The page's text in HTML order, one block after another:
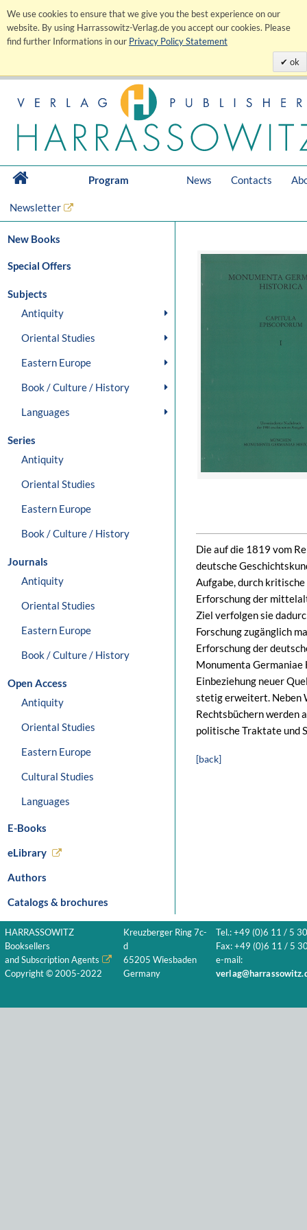
We use cookies to ensure that we give you the best experience on our
website. By using Harrassowitz-Verlag.de you accept our cookies. Please
find further Informations in our Privacy Policy Statement
ok
Program News Contacts
Newsletter
New Books
Special Offers
Subjects
Antiquity
Oriental Studies
Eastern Europe
Book / Culture / History
Languages
Series
Antiquity
Oriental Studies
Eastern Europe
Book / Culture / History
Journals
Antiquity
Oriental Studies
Eastern Europe
Book / Culture / History
Open Access
Antiquity
Oriental Studies
Eastern Europe
Cultural Studies
Languages
E-Books
eLibrary
Authors
Catalogs & brochures
Die auf die 1819 vom
deutsche
Aufgabe, durch
Erforschung der
Ziel verfolgen sie
Forschung zugänglich
Erforschung der
Monumenta Germaniae
Einbeziehung neuer
stetig erweitert. Neben
Rechtsbüchern werden
politische Traktate und
[back]
HARRASSOWITZ
Booksellers
and Subscription Agents
Copyright © 2005-2022
Kreuzberger Ring 7c-
d
65205 Wiesbaden
Germany
Tel.: +49 (0)6 11 / 5
Fax: +49 (0)6 11 / 5
e-mail: